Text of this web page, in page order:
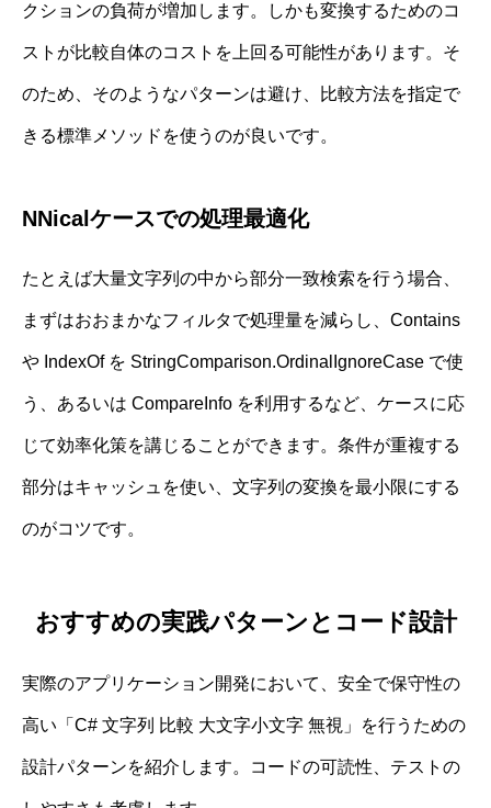
クションの負荷が増加します。しかも変換するためのコ
ストが比較自体のコストを上回る可能性があります。そ
のため、そのようなパターンは避け、比較方法を指定で
きる標準メソッドを使うのが良いです。
NNicalケースでの処理最適化
たとえば大量文字列の中から部分一致検索を行う場合、
まずはおおまかなフィルタで処理量を減らし、Contains
や IndexOf を StringComparison.OrdinalIgnoreCase で使
う、あるいは CompareInfo を利用するなど、ケースに応
じて効率化策を講じることができます。条件が重複する
部分はキャッシュを使い、文字列の変換を最小限にする
のがコツです。
おすすめの実践パターンとコード設計
実際のアプリケーション開発において、安全で保守性の
高い「C# 文字列 比較 大文字小文字 無視」を行うための
設計パターンを紹介します。コードの可読性、テストの